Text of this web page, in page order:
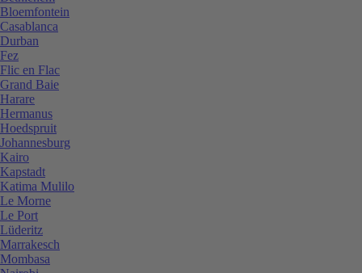
Bloemfontein
Casablanca
Durban
Fez
Flic en Flac
Grand Baie
Harare
Hermanus
Hoedspruit
Johannesburg
Kairo
Kapstadt
Katima Mulilo
Le Morne
Le Port
Lüderitz
Marrakesch
Mombasa